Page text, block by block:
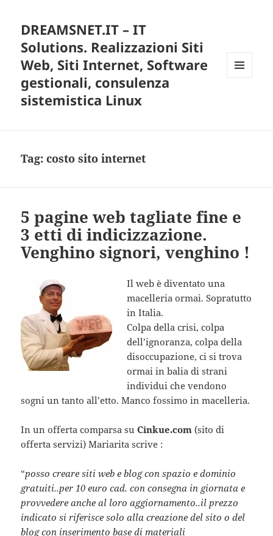
DREAMSNET.IT – IT
Solutions. Realizzazioni Siti
Web, Siti Internet, Software
gestionali, consulenza
sistemistica Linux
Tag:costo sito internet
5 pagine web tagliate fine e
3 etti di indicizzazione.
Venghino signori, venghino !
Il web è diventato una
macelleria ormai. Sopratutto
in Italia.
Colpa della crisi, colpa
dell’ignoranza, colpa della
disoccupazione, ci si trova
ormai in balia di strani
individui che vendono
sogni un tanto all’etto. Manco fossimo in macelleria.
In un offerta comparsa suCinkue.com (sito di
offerta servizi) Mariarita scrive :
“posso creare siti web e blog con spazio e dominio
gratuiti..per 10 euro cad. con consegna in giornata e
provvedere anche al loro aggiornamento..il prezzo
indicato si riferisce solo alla creazione del sito o del
blog con inserimento base di materiali